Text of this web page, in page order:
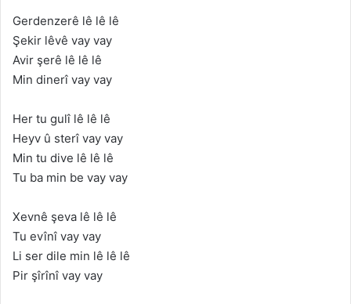
Gerdenzerê lê lê lê
Şekir lêvê vay vay
Avir şerê lê lê lê
Min dinerî vay vay
Her tu gulî lê lê lê
Heyv û sterî vay vay
Min tu dive lê lê lê
Tu ba min be vay vay
Xevnê şeva lê lê lê
Tu evînî vay vay
Li ser dile min lê lê lê
Pir şîrînî vay vay